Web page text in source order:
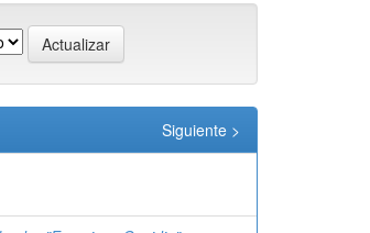
Siguiente >